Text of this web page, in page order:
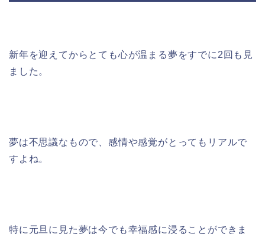
新年を迎えてからとても心が温まる夢をすでに2回も見
ました。
夢は不思議なもので、感情や感覚がとってもリアルで
すよね。
特に元旦に見た夢は今でも幸福感に浸ることができま